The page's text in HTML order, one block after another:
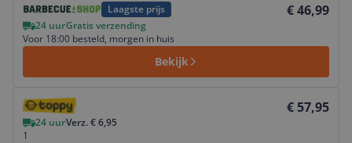
Laagste prijs € 46,99
24 uurGratis verzending
Voor 18:00 besteld, morgen in huis
Bekijk
€ 57,95
24 uurVerz. € 6,95
1
Bekijk product